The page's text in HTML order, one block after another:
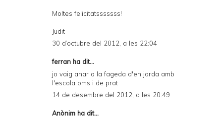
Moltes felicitatsssssss!
Judit
30 d’octubre del 2012, a les 22:04
ferran ha dit...
jo vaig anar a la fageda d'en jorda amb
l'escola oms i de prat
14 de desembre del 2012, a les 20:49
Anònim ha dit...